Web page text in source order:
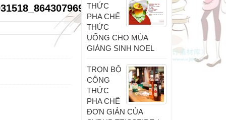
THỨC
PHA CHẾ
THỨC
UỐNG CHO MÙA
GIÁNG SINH NOEL
TRỌN BỘ
CÔNG
THỨC
PHA CHẾ
ĐƠN GIẢN CỦA